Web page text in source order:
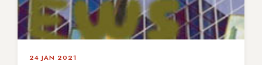
24 JAN 2021